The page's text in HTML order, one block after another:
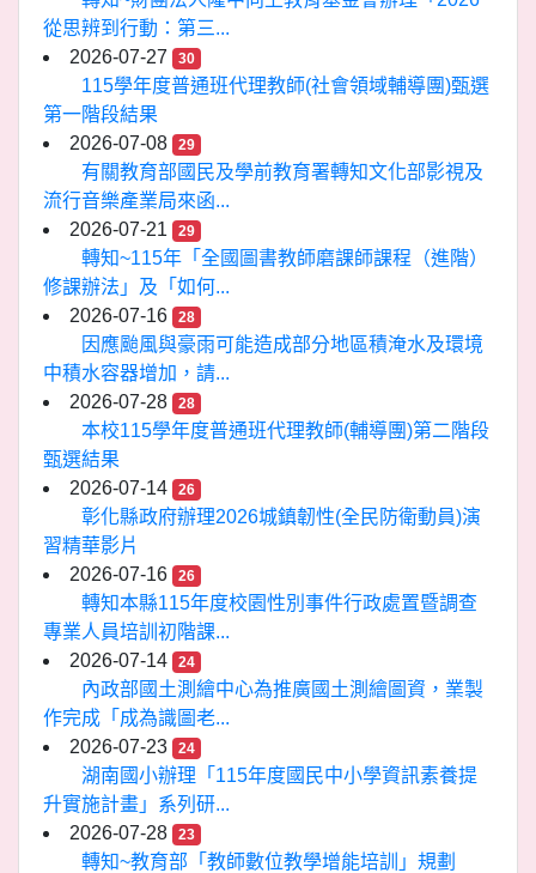
從思辨到行動：第三...
2026-07-27
30
115學年度普通班代理教師(社會領域輔導團)甄選
第一階段結果
2026-07-08
29
有關教育部國民及學前教育署轉知文化部影視及
流行音樂產業局來函...
2026-07-21
29
轉知~115年「全國圖書教師磨課師課程（進階）
修課辦法」及「如何...
2026-07-16
28
因應颱風與豪雨可能造成部分地區積淹水及環境
中積水容器增加，請...
2026-07-28
28
本校115學年度普通班代理教師(輔導團)第二階段
甄選結果
2026-07-14
26
彰化縣政府辦理2026城鎮韌性(全民防衛動員)演
習精華影片
2026-07-16
26
轉知本縣115年度校園性別事件行政處置暨調查
專業人員培訓初階課...
2026-07-14
24
內政部國土測繪中心為推廣國土測繪圖資，業製
作完成「成為識圖老...
2026-07-23
24
湖南國小辦理「115年度國民中小學資訊素養提
升實施計畫」系列研...
2026-07-28
23
轉知~教育部「教師數位教學增能培訓」規劃